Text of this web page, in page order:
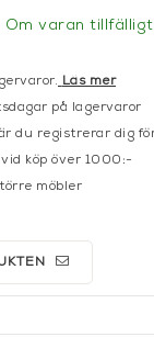
Om varan
Läs mer
på lagervaror
du registrerar dig
köp över 1000:-
möbler